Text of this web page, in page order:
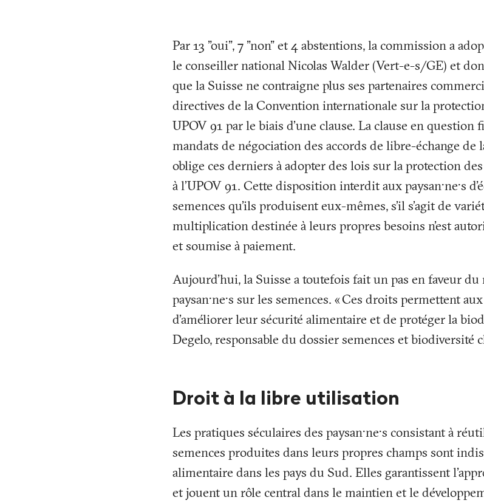
Par 13 "oui", 7 "non" et 4 abstentions, la commission a
le conseiller national Nicolas Walder (Vert-e-s/GE) et
que la Suisse ne contraigne plus ses partenaires
directives de la Convention internationale sur la
UPOV 91 par le biais d’une clause. La clause en question
mandats de négociation des accords de libre-échange de
oblige ces derniers à adopter des lois sur la protection
à l’UPOV 91. Cette disposition interdit aux paysan·ne·s
semences qu'ils produisent eux-mêmes, s’il s’agit de
multiplication destinée à leurs propres besoins n’est
et soumise à paiement.
Aujourd'hui, la Suisse a toutefois fait un pas en faveur du
paysan·ne·s sur les semences. «Ces droits permettent aux
d’améliorer leur sécurité alimentaire et de protéger la
Degelo, responsable du dossier semences et biodiversité
Droit à la libre utilisation
Les pratiques séculaires des paysan·ne·s consistant à
semences produites dans leurs propres champs sont
alimentaire dans les pays du Sud. Elles garantissent
et jouent un rôle central dans le maintien et le